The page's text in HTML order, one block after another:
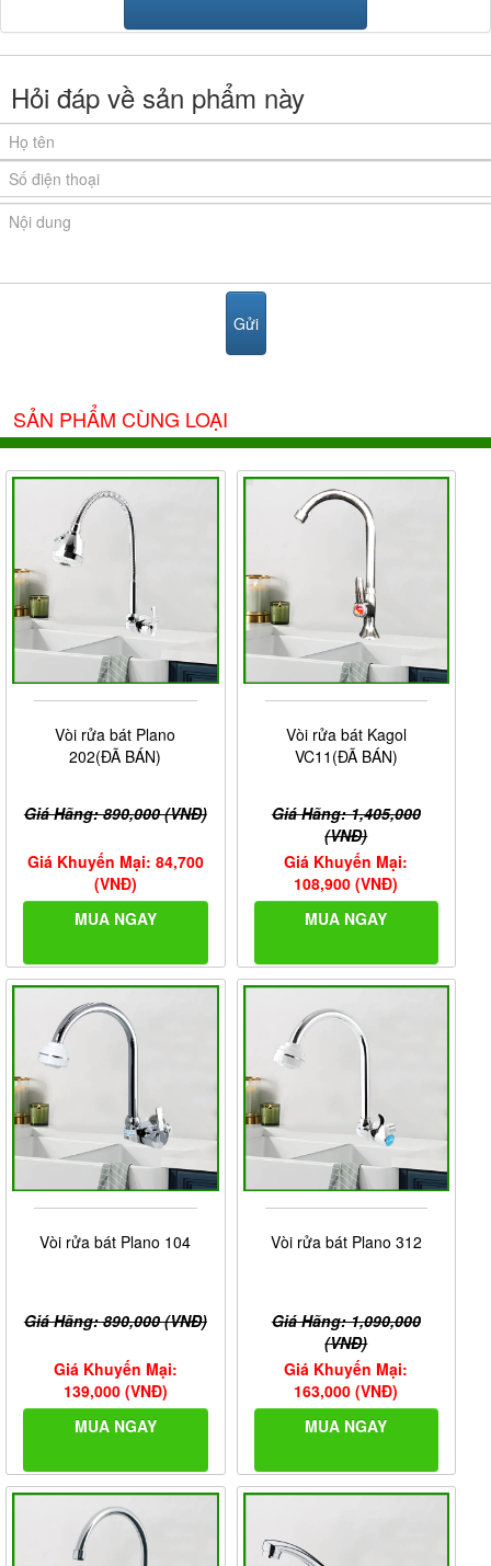
Hỏi đáp về sản phẩm này
SẢN PHẨM CÙNG LOẠI
Vòi rửa bát Plano
202(ĐÃ BÁN)
Giá Hãng: 890,000 (VNĐ)
Giá Khuyến Mại: 84,700
(VNĐ)
MUA NGAY
Vòi rửa bát Kagol
VC11(ĐÃ BÁN)
Giá Hãng: 1,405,000
(VNĐ)
Giá Khuyến Mại:
108,900 (VNĐ)
MUA NGAY
Vòi rửa bát Plano 104
Giá Hãng: 890,000 (VNĐ)
Giá Khuyến Mại:
139,000 (VNĐ)
MUA NGAY
Vòi rửa bát Plano 312
Giá Hãng: 1,090,000
(VNĐ)
Giá Khuyến Mại:
163,000 (VNĐ)
MUA NGAY